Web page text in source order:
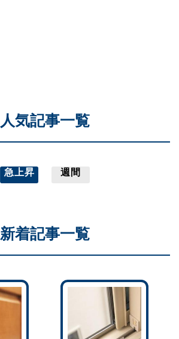
人気記事一覧
急上昇 週間
新着記事一覧